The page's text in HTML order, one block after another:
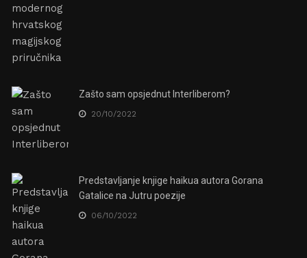
Zašto sam opsjednut Interliberom?
20/10/2022
Predstavljanje knjige haikua autora Gorana
Gatalice na Jutru poezije
06/10/2022